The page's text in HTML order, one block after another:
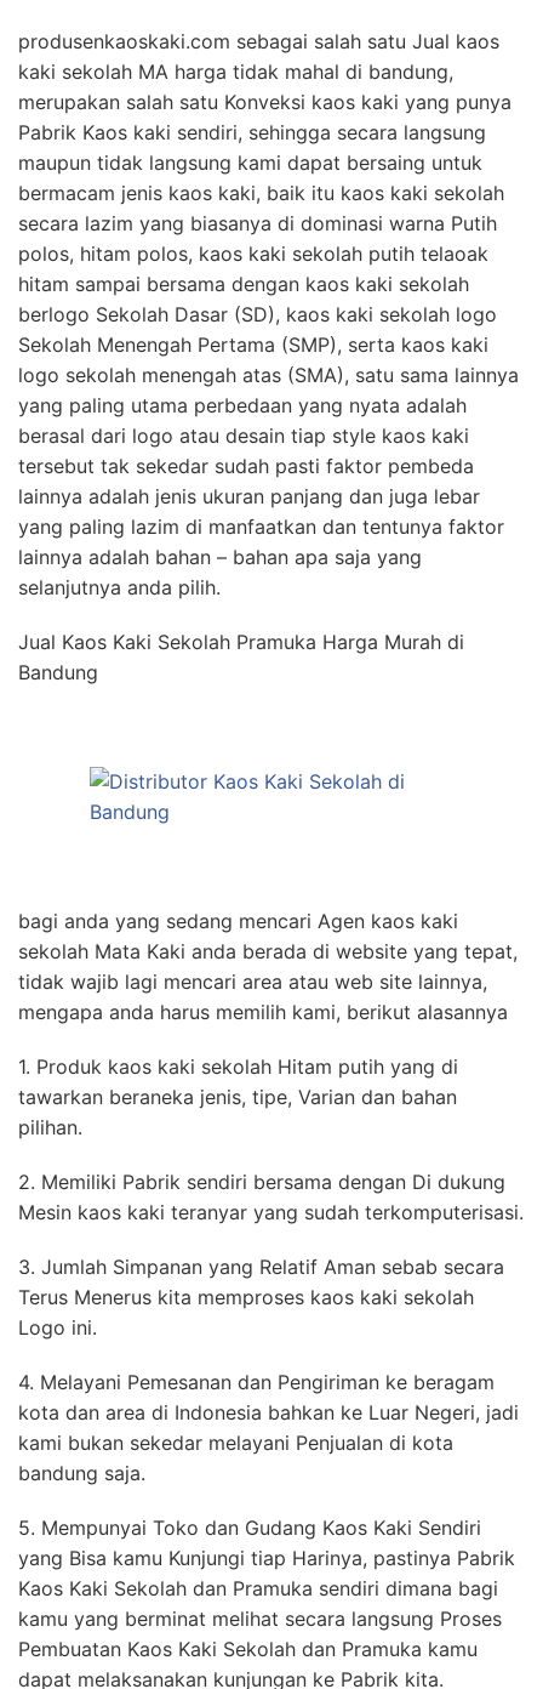
produsenkaoskaki.com sebagai salah satu Jual kaos
kaki sekolah MA harga tidak mahal di bandung,
merupakan salah satu Konveksi kaos kaki yang punya
Pabrik Kaos kaki sendiri, sehingga secara langsung
maupun tidak langsung kami dapat bersaing untuk
bermacam jenis kaos kaki, baik itu kaos kaki sekolah
secara lazim yang biasanya di dominasi warna Putih
polos, hitam polos, kaos kaki sekolah putih telaoak
hitam sampai bersama dengan kaos kaki sekolah
berlogo Sekolah Dasar (SD), kaos kaki sekolah logo
Sekolah Menengah Pertama (SMP), serta kaos kaki
logo sekolah menengah atas (SMA), satu sama lainnya
yang paling utama perbedaan yang nyata adalah
berasal dari logo atau desain tiap style kaos kaki
tersebut tak sekedar sudah pasti faktor pembeda
lainnya adalah jenis ukuran panjang dan juga lebar
yang paling lazim di manfaatkan dan tentunya faktor
lainnya adalah bahan – bahan apa saja yang
selanjutnya anda pilih.
Jual Kaos Kaki Sekolah Pramuka Harga Murah di
Bandung
bagi anda yang sedang mencari Agen kaos kaki
sekolah Mata Kaki anda berada di website yang tepat,
tidak wajib lagi mencari area atau web site lainnya,
mengapa anda harus memilih kami, berikut alasannya
1. Produk kaos kaki sekolah Hitam putih yang di
tawarkan beraneka jenis, tipe, Varian dan bahan
pilihan.
2. Memiliki Pabrik sendiri bersama dengan Di dukung
Mesin kaos kaki teranyar yang sudah terkomputerisasi.
3. Jumlah Simpanan yang Relatif Aman sebab secara
Terus Menerus kita memproses kaos kaki sekolah
Logo ini.
4. Melayani Pemesanan dan Pengiriman ke beragam
kota dan area di Indonesia bahkan ke Luar Negeri, jadi
kami bukan sekedar melayani Penjualan di kota
bandung saja.
5. Mempunyai Toko dan Gudang Kaos Kaki Sendiri
yang Bisa kamu Kunjungi tiap Harinya, pastinya Pabrik
Kaos Kaki Sekolah dan Pramuka sendiri dimana bagi
kamu yang berminat melihat secara langsung Proses
Pembuatan Kaos Kaki Sekolah dan Pramuka kamu
dapat melaksanakan kunjungan ke Pabrik kita.